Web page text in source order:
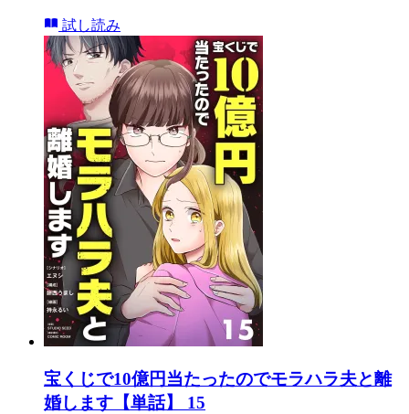
試し読み
宝くじで10億円当たったのでモラハラ夫と離
婚します【単話】 15